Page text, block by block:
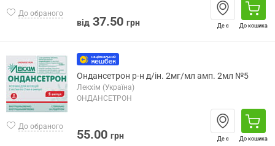
До обраного
від 37.50 грн Де є До кошика
До обраного
Ондансетрон р-н д/ін. 2мг/мл амп. 2мл №5
Лекхім (Україна)
ОНДАНСЕТРОН
55.00 грн Де є До кошика